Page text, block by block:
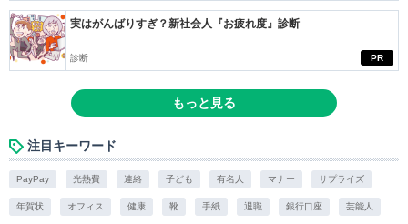
PR
実はがんばりすぎ？新社会人『お疲れ度』診断
診断
もっと見る
注目キーワード
PayPay 光熱費 連絡 子ども 有名人 マナー サプライズ
年賀状 オフィス 健康 靴 手紙 退職 銀行口座 芸能人